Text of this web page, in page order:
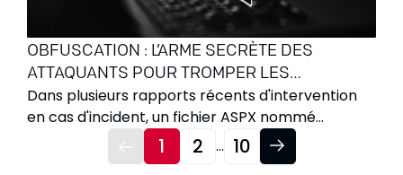
OBFUSCATION : L’ARME SECRÈTE DES
ATTAQUANTS POUR TROMPER LES
ANTIVIRUS
Dans plusieurs rapports récents d'intervention
en cas d'incident, un fichier ASPX nommé
UpdateChecker.aspx est apparu à plusieurs
reprises. Le nom exact importe peu — la
1 2 ... 10